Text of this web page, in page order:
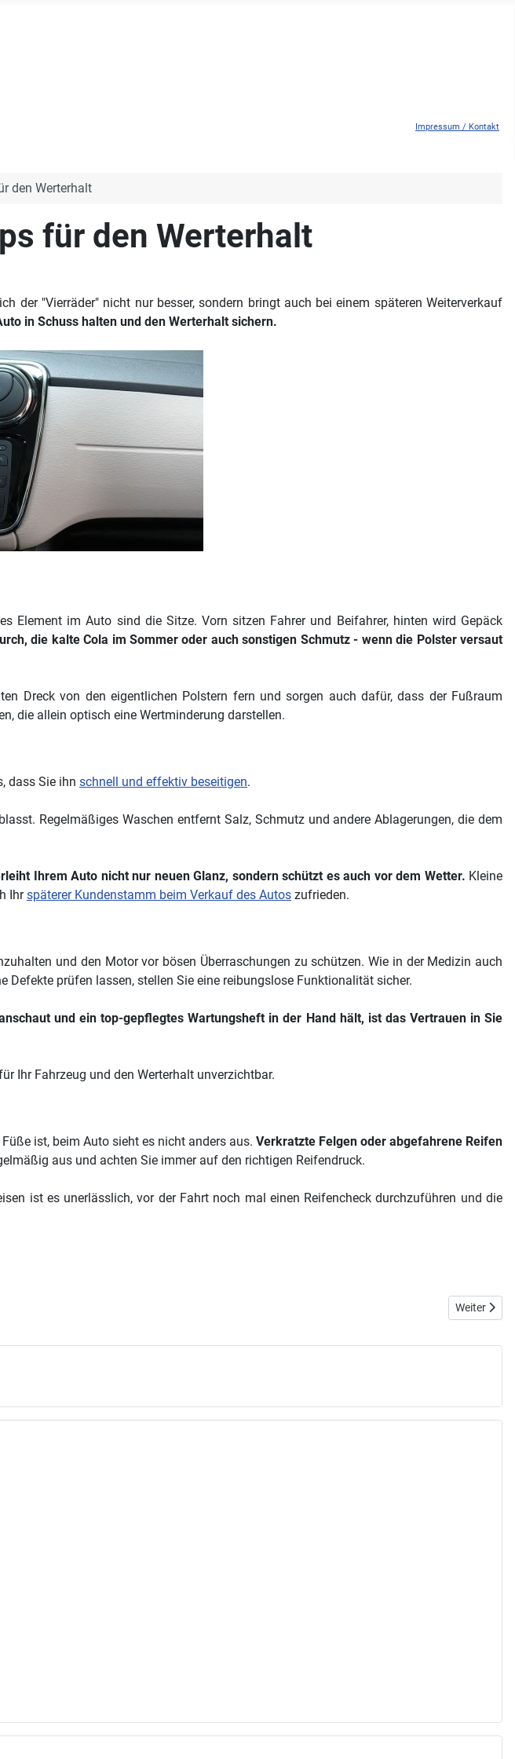
Impressum / Kontakt
den Werterhalt
für den Werterhalt
"Vierräder" nicht nur besser, sondern bringt auch bei einem späteren Weiterverkauf
in Schuss halten und den Werterhalt sichern.
Element im Auto sind die Sitze. Vorn sitzen Fahrer und Beifahrer, hinten wird Gepäck
die kalte Cola im Sommer oder auch sonstigen Schmutz - wenn die Polster versaut
Dreck von den eigentlichen Polstern fern und sorgen auch dafür, dass der Fußraum
die allein optisch eine Wertminderung darstellen.
dass Sie ihn schnell und effektiv beseitigen.
Regelmäßiges Waschen entfernt Salz, Schmutz und andere Ablagerungen, die dem
Ihrem Auto nicht nur neuen Glanz, sondern schützt es auch vor dem Wetter. Kleine
Ihrspäterer Kundenstamm beim Verkauf des Autos zufrieden.
und den Motor vor bösen Überraschungen zu schützen. Wie in der Medizin auch
prüfen lassen, stellen Sie eine reibungslose Funktionalität sicher.
und ein top-gepflegtes Wartungsheft in der Hand hält, ist das Vertrauen in Sie
Ihr Fahrzeug und den Werterhalt unverzichtbar.
ist, beim Auto sieht es nicht anders aus. Verkratzte Felgen oder abgefahrene Reifen
aus und achten Sie immer auf den richtigen Reifendruck.
ist es unerlässlich, vor der Fahrt noch mal einen Reifencheck durchzuführen und die
Nächster
Weiter